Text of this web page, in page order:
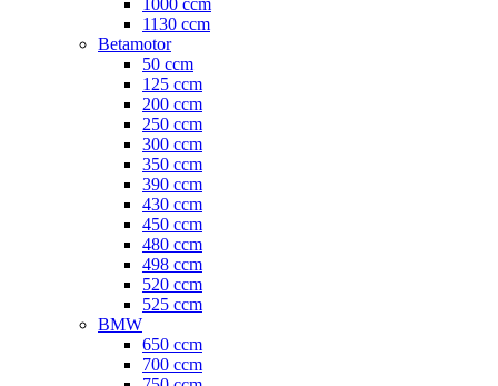
1000 ccm
1130 ccm
Betamotor
50 ccm
125 ccm
200 ccm
250 ccm
300 ccm
350 ccm
390 ccm
430 ccm
450 ccm
480 ccm
498 ccm
520 ccm
525 ccm
BMW
650 ccm
700 ccm